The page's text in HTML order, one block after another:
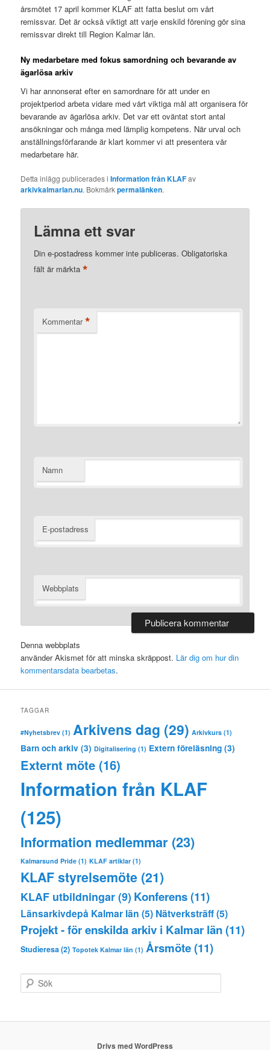
årsmötet 17 april kommer KLAF att fatta beslut om vårt
remissvar. Det är också viktigt att varje enskild förening gör sina
remissvar direkt till Region Kalmar län.
Ny medarbetare med fokus samordning och bevarande av
ägarlösa arkiv
Vi har annonserat efter en samordnare för att under en
projektperiod arbeta vidare med vårt viktiga mål att organisera för
bevarande av ägarlösa arkiv. Det var ett oväntat stort antal
ansökningar och många med lämplig kompetens. När urval och
anställningsförfarande är klart kommer vi att presentera vår
medarbetare här.
Detta inlägg publicerades iInformation från KLAFav
arkivkalmarlan.nu. Bokmärkpermalänken.
Lämna ett svar
Din e-postadress kommer inte publiceras. Obligatoriska
fält är märkta*
Kommentar *
Namn
E-postadress
Webbplats
Denna webbplats
använder Akismet för att minska skräppost. Lär dig om hur din
kommentarsdata bearbetas.
TAGGAR
#Nyhetsbrev (1) Arkivens dag (29) Arkivkurs (1)
Barn och arkiv (3) Digitalisering (1) Extern föreläsning (3)
Externt möte (16)
Information från KLAF
(125)
Information medlemmar (23)
Kalmarsund Pride (1) KLAF artiklar (1)
KLAF styrelsemöte(21)
KLAF utbildningar(9) Konferens(11)
Länsarkivdepå Kalmar län (5) Nätverksträff(5)
Projekt - för enskilda arkiv i Kalmar län(11)
Studieresa(2) Topotek Kalmar län (1) Årsmöte(11)
ö
Drivs med WordPress